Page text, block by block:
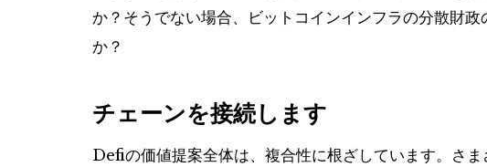
か？そうでない場合、ビットコインインフラの分散財
か？
チェーンを接続します
Defiの価値提案全体は、複合性に根ざしています。さ